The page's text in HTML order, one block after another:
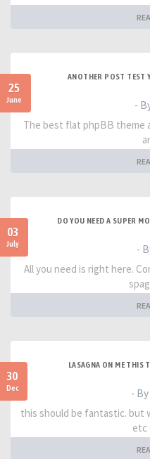
25
June
ANOTHER POST TEST
-
The best flat phpBB theme
03
July
DO YOU NEED A SUPER
-
All you need is right here.
30
Dec
LASAGNA ON ME THIS
- By
this should be fantastic. but
etc